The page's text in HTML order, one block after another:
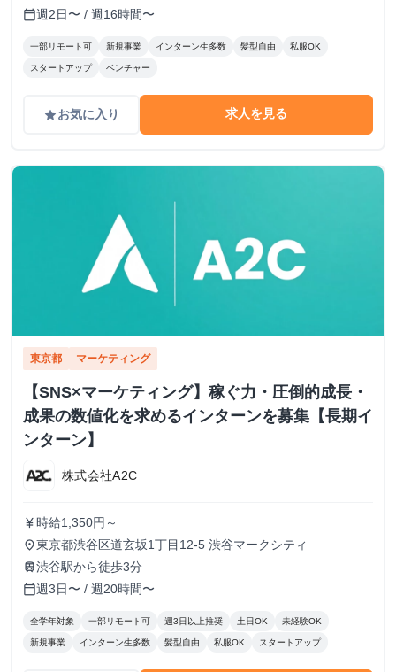
calendar_today週2日〜 / 週16時間〜
一部リモート可 新規事業 インターン生多数 髪型自由 私服OK
スタートアップ ベンチャー
gradeお気に入り 求人を見る
東京都 マーケティング
【SNS×マーケティング】稼ぐ力・圧倒的成長・
成果の数値化を求めるインターンを募集【長期イ
ンターン】
株式会社A2C
currency_yen 時給1,350円～
place東京都渋谷区道玄坂1丁目12-5 渋谷マークシティ
train渋谷駅から徒歩3分
calendar_today週3日〜 / 週20時間〜
全学年対象 一部リモート可 週3日以上推奨 土日OK 未経験OK
新規事業 インターン生多数 髪型自由 私服OK スタートアップ